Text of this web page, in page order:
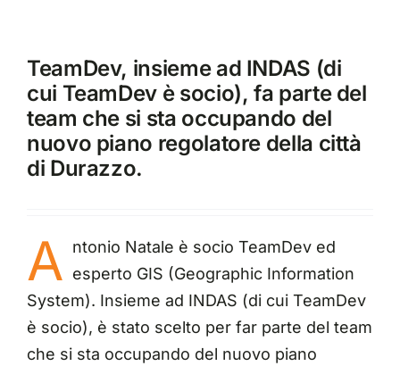
TeamDev, insieme ad INDAS (di
cui TeamDev è socio), fa parte del
team che si sta occupando del
nuovo piano regolatore della città
di Durazzo.
A ntonio Natale è socio TeamDev ed
esperto GIS (Geographic Information
System). Insieme ad INDAS (di cui TeamDev
è socio), è stato scelto per far parte del team
che si sta occupando del nuovo piano